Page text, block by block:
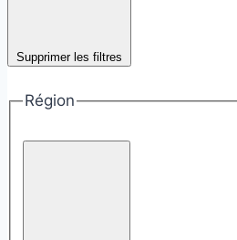
Supprimer les filtres
Région